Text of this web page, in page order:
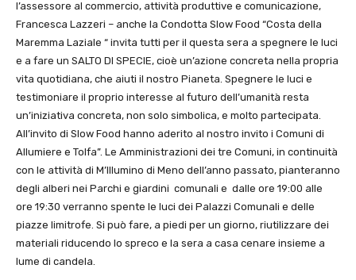
l’assessore al commercio, attività produttive e comunicazione,
Francesca Lazzeri – anche la Condotta Slow Food “Costa della
Maremma Laziale “ invita tutti per il questa sera a spegnere le luci
e a fare un SALTO DI SPECIE, cioè un’azione concreta nella propria
vita quotidiana, che aiuti il nostro Pianeta. Spegnere le luci e
testimoniare il proprio interesse al futuro dell’umanità resta
un’iniziativa concreta, non solo simbolica, e molto partecipata.
All’invito di Slow Food hanno aderito al nostro invito i Comuni di
Allumiere e Tolfa”. Le Amministrazioni dei tre Comuni, in continuità
con le attività di M’Illumino di Meno dell’anno passato, pianteranno
degli alberi nei Parchi e giardini comunali e dalle ore 19:00 alle
ore 19:30 verranno spente le luci dei Palazzi Comunali e delle
piazze limitrofe. Si può fare, a piedi per un giorno, riutilizzare dei
materiali riducendo lo spreco e la sera a casa cenare insieme a
lume di candela.